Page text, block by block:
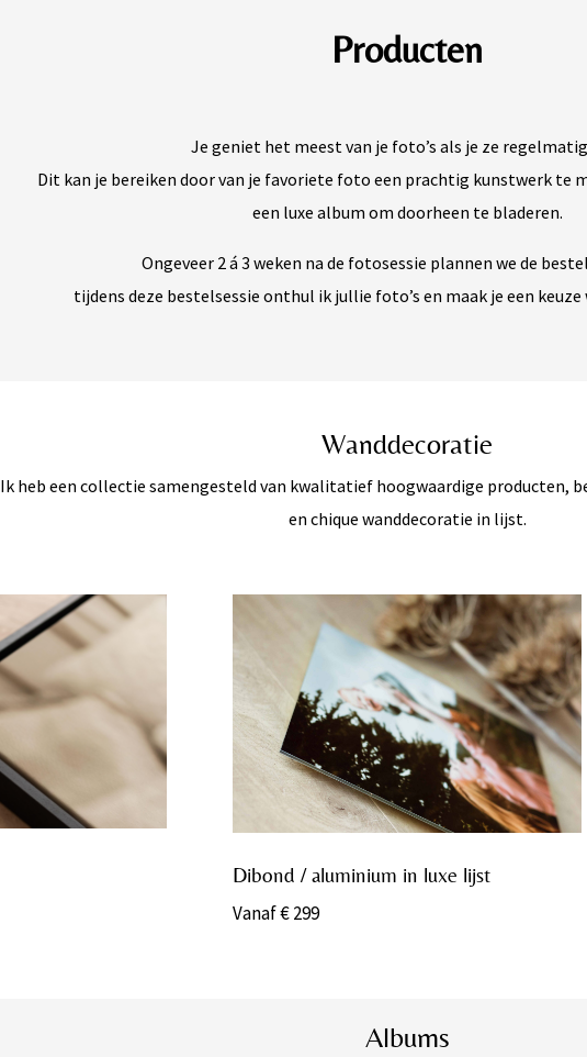
Producten
Je geniet het meest van je foto’s als je ze
Dit kan je bereiken door van je favoriete foto een prachtig kunstwerk te
een luxe album om doorheen te bladeren.
Ongeveer 2 á 3 weken na de fotosessie plannen we de
tijdens deze bestelsessie onthul ik jullie foto’s en maak je een
Wanddecoratie
Ik heb een collectie samengesteld van kwalitatief hoogwaardige producten,
en chique wanddecoratie in lijst.
Dibond / aluminium in luxe lijst
Vanaf € 299
Albums